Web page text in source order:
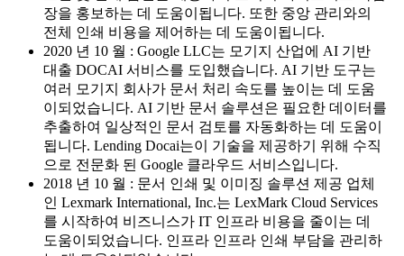
장을 홍보하는 데 도움이됩니다. 또한 중앙 관리와의
전체 인쇄 비용을 제어하는 ​​데 도움이됩니다.
2020 년 10 월 : Google LLC는 모기지 산업에 AI 기반
대출 DOCAI 서비스를 도입했습니다. AI 기반 도구는
여러 모기지 회사가 문서 처리 속도를 높이는 데 도움
이되었습니다. AI 기반 문서 솔루션은 필요한 데이터를
추출하여 일상적인 문서 검토를 자동화하는 데 도움이
됩니다. Lending Docai는이 기술을 제공하기 위해 수직
으로 전문화 된 Google 클라우드 서비스입니다.
2018 년 10 월 : 문서 인쇄 및 이미징 솔루션 제공 업체
인 Lexmark International, Inc.는 LexMark Cloud Services
를 시작하여 비즈니스가 IT 인프라 비용을 줄이는 데
도움이되었습니다. 인프라 인프라 인쇄 부담을 관리하